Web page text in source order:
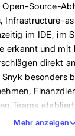
Source-
Infrastructure-
im IDE, im
erkannt und mit
direkt
besonders
Teams
des
Mehr anzeigen